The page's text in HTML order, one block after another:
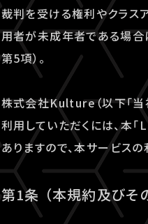
裁判を受ける権利やクラス
用者が未成年者である場合
第5項）。
株式会社Kulture（以下「当
利用していただくには、本
ありますので、本サービスの
第1条 （本規約及びそ